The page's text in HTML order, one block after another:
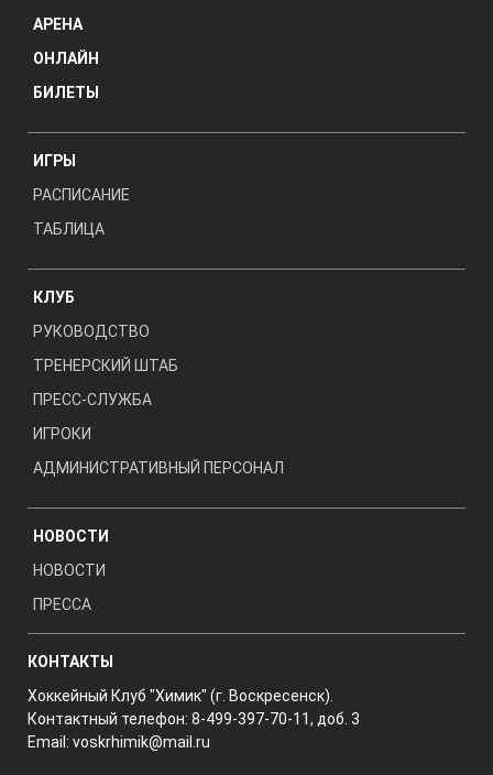
АРЕНА
ОНЛАЙН
БИЛЕТЫ
ИГРЫ
РАСПИСАНИЕ
ТАБЛИЦА
КЛУБ
РУКОВОДСТВО
ТРЕНЕРСКИЙ ШТАБ
ПРЕСС-СЛУЖБА
ИГРОКИ
АДМИНИСТРАТИВНЫЙ ПЕРСОНАЛ
НОВОСТИ
НОВОСТИ
ПРЕССА
КОНТАКТЫ
Хоккейный Клуб "Химик" (г. Воскресенск).
Контактный телефон: 8-499-397-70-11, доб. 3
Email: voskrhimik@mail.ru